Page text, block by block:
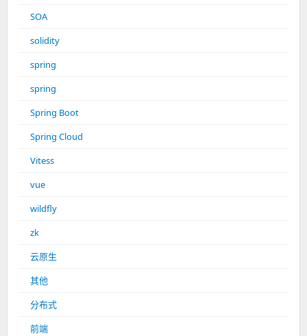
SOA
solidity
spring
spring
Spring Boot
Spring Cloud
Vitess
vue
wildfly
zk
云原生
其他
分布式
前端